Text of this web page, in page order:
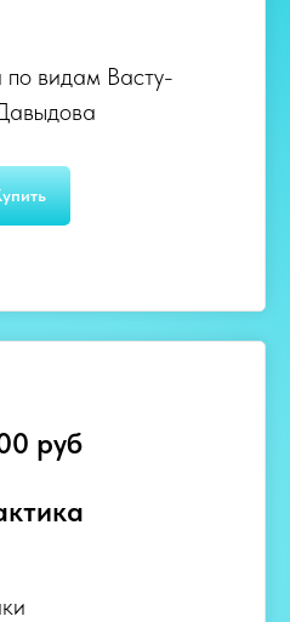
по видам Васту-
руб